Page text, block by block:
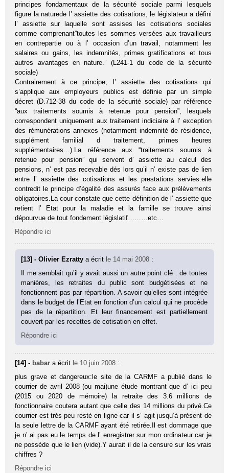
principes fondamentaux de la sécurité sociale parmi lesquels
figure la naturede l’ assiette des cotisations, le législateur a défini
l’ assiette sur laquelle sont assises les cotisations sociales
comme comprenant”toutes les sommes versées aux travailleurs
en contrepartie ou à l’ occasion d’un travail, notamment les
salaires ou gains, les indemnités, primes gratifications et tous
autres avantages en nature.” (L241-1 du code de la sécurité
sociale)
Contrairement à ce principe, l’ assiette des cotisations qui
s’applique aux employeurs publics est définie par un simple
décret (D.712-38 du code de la sécurité sociale) par référence
“aux traitements soumis à retenue pour pension”, lesquels
correspondent uniquement aux traitement indiciaire à l’ exception
des rémunérations annexes (notamment indemnité de résidence,
supplément familial d traitement, primes heures
supplémentaires…).La référence aux “traitements soumis à
retenue pour pension” qui servent d’ assiette au calcul des
pensions, n’ est pas recevable dés lors qu’il n’ existe pas de lien
entre l’ assiette des cotisations et les prestations servies:elle
contredit le principe d’égalité des assurés face aux prélèvements
obligatoires.La cour constate que cette définition de l’ assiette que
retient l’ Etat pour la maladie et la famille se trouve ainsi
dépourvue de tout fondement législatif………etc…
Répondre ici
[13] - Olivier Ezrattya écrit le 14 mai 2008 :
Il me semblait qu’il y avait aussi un autre point clé : de toutes
manières, les retraites du public sont budgétisées et ne
fonctionnent pas par répartition. A savoir qu’elles sont intégrée
dans le budget de l’Etat en fonction d’un calcul qui ne procède
pas de la répartition. Et leur financement est partiellement
couvert par les recettes de cotisation en effet.
Répondre ici
[14] - babar a écrit le 10 juin 2008 :
plus grave et dangereux:le site de la CARMF a publié dans le
courrier de avril 2008 (ou mai)une étude montrant que d’ ici peu
(2015 ou 2020 de mémoire) la retraite des 3.6 millions de
fonctionnaire coutera autant que celle des 14 millions du privé.Ce
courrier est trés peu resté en ligne car il s’ agit jusqu’à présent de
la seule lettre de la CARMF ayant été retirée.Il est dommage que
je n’ ai pas eu le temps de l’ enregistrer sur mon ordinateur car je
ne possède que le lien (vide).Y aurait il de la censure sur les vrais
chiffres ?
Répondre ici